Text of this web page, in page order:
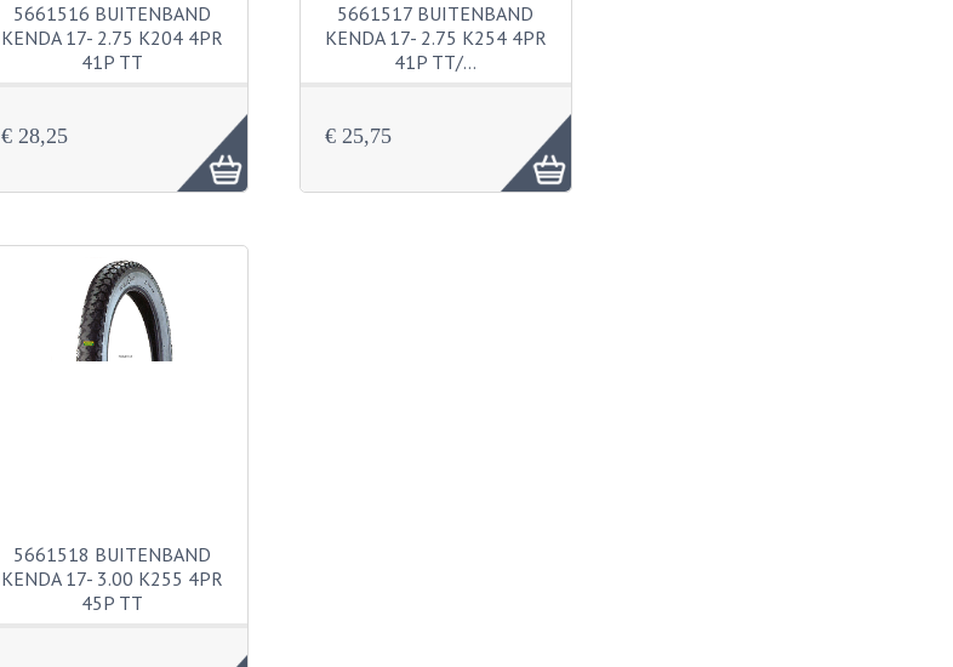
5661516 BUITENBAND
KENDA 17- 2.75 K204 4PR
41P TT
€ 28,25
5661517 BUITENBAND
KENDA 17- 2.75 K254 4PR
41P TT/…
€ 25,75
5661518 BUITENBAND
KENDA 17- 3.00 K255 4PR
45P TT